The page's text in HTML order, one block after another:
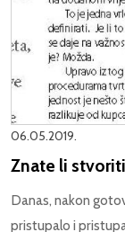
06.05.2019.
Znate li
Danas, nakon
pristupalo i